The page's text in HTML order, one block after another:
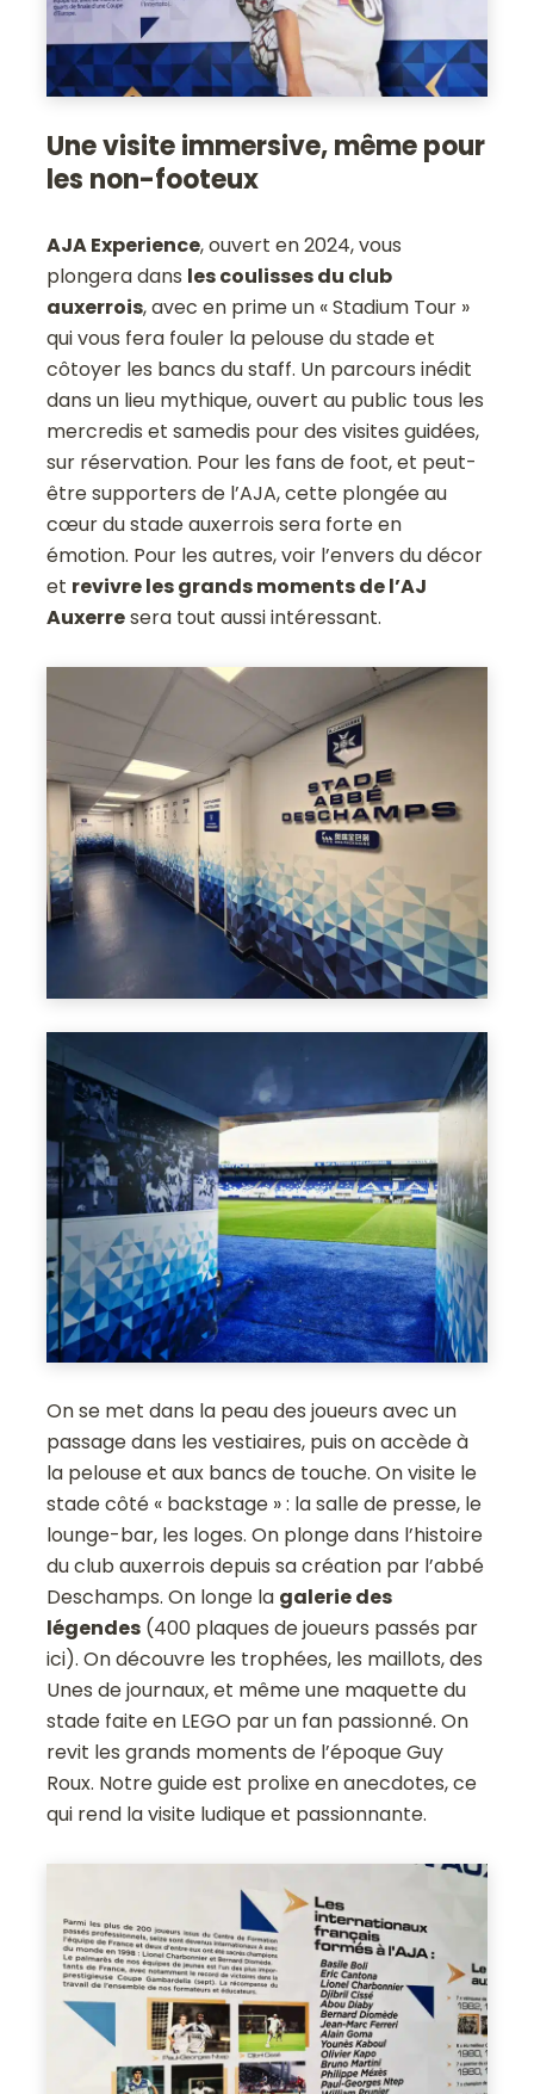
Une visite immersive, même pour
les non-footeux
AJA Experience, ouvert en 2024, vous
plongera dans les coulisses du club
auxerrois, avec en prime un « Stadium Tour »
qui vous fera fouler la pelouse du stade et
côtoyer les bancs du staff. Un parcours inédit
dans un lieu mythique, ouvert au public tous les
mercredis et samedis pour des visites guidées,
sur réservation. Pour les fans de foot, et peut-
être supporters de l’AJA, cette plongée au
cœur du stade auxerrois sera forte en
émotion. Pour les autres, voir l’envers du décor
et revivre les grands moments de l’AJ
Auxerresera tout aussi intéressant.
On se met dans la peau des joueurs avec un
passage dans les vestiaires, puis on accède à
la pelouse et aux bancs de touche. On visite le
stade côté « backstage » : la salle de presse, le
lounge-bar, les loges. On plonge dans l’histoire
du club auxerrois depuis sa création par l’abbé
Deschamps. On longe la galerie des
légendes (400 plaques de joueurs passés par
ici). On découvre les trophées, les maillots, des
Unes de journaux, et même une maquette du
stade faite en LEGO par un fan passionné. On
revit les grands moments de l’époque Guy
Roux. Notre guide est prolixe en anecdotes, ce
qui rend la visite ludique et passionnante.